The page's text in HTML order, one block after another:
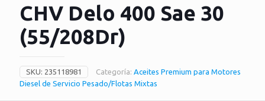
CHV Delo 400 Sae 30
(55/208Dr)
SKU: 235118981 Categoría: Aceites Premium para Motores
Diesel de Servicio Pesado/Flotas Mixtas